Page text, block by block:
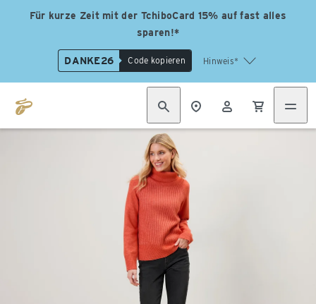
Für kurze Zeit mit der TchiboCard 15% auf fast alles
sparen!*
DANKE26 Code kopieren Hinweis*